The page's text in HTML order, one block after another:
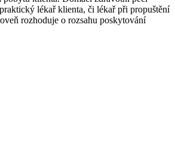
lékař klienta, či lékař při propuštění
rozhoduje o rozsahu poskytování